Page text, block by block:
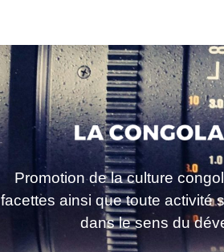
Promotion de la culture
facettes ainsi que toute activité
dans le sens du